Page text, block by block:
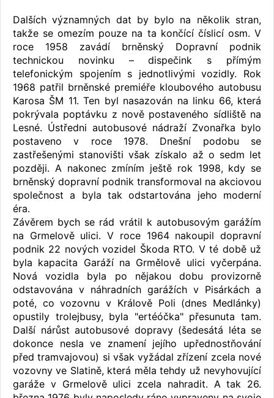
Dalších významných dat by bylo na několik stran,
takže se omezím pouze na ta končící číslicí osm. V
roce 1958 zavádí brněnský Dopravní podnik
technickou novinku – dispečink s přímým
telefonickým spojením s jednotlivými vozidly. Rok
1968 patřil brněnské premiéře kloubového autobusu
Karosa ŠM 11. Ten byl nasazován na linku 66, která
pokrývala poptávku z nově postaveného sídliště na
Lesné. Ústředni autobusové nádraží Zvonařka bylo
postaveno v roce 1978. Dnešní podobu se
zastřešenými stanovišti však získalo až o sedm let
později. A nakonec zmíním ještě rok 1998, kdy se
brněnský dopravní podnik transformoval na akciovou
společnost a byla tak odstartována jeho moderní
éra.
Závěrem bych se rád vrátil k autobusovým garážím
na Grmelově ulici. V roce 1964 nakoupil dopravní
podnik 22 nových vozidel Škoda RTO. V té době už
byla kapacita Garáží na Grmělově ulici vyčerpána.
Nová vozidla byla po nějakou dobu provizorně
odstavována v náhradních garážích v Pisárkách a
poté, co vozovnu v Králově Poli (dnes Medlánky)
opustily trolejbusy, byla "ertéóčka" přesunuta tam.
Další nárůst autobusové dopravy (šedesátá léta se
dokonce nesla ve znamení jejího upřednostňování
před tramvajovou) si však vyžádal zřízení zcela nové
vozovny ve Slatině, která měla tehdy už nevyhovující
garáže v Grmelově ulici zcela nahradit. A tak 26.